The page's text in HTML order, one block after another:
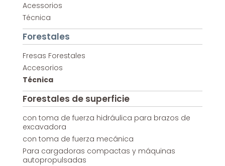
Acessorios
Técnica
Forestales
Fresas Forestales
Accesorios
Técnica
Forestales de superficie
con toma de fuerza hidráulica para brazos de
excavadora
con toma de fuerza mecánica
Para cargadoras compactas y máquinas
autopropulsadas